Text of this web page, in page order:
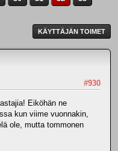
KÄYTTÄJÄN TOIMET
#930
Eiköhän ne
kun viime vuonnakin,
ole, mutta tommonen